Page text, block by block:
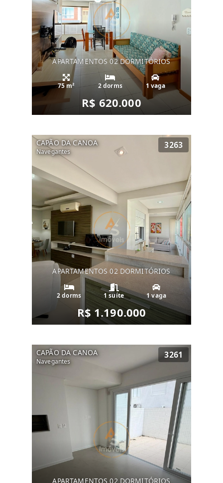
APARTAMENTOS 02 DORMITÓRIOS
75 m² 2 dorms 1 vaga
R$ 620.000
CAPÃO DA CANOA
Navegantes
3263
APARTAMENTOS 02 DORMITÓRIOS
2 dorms 1 suíte 1 vaga
R$ 1.190.000
CAPÃO DA CANOA
Navegantes
3261
APARTAMENTOS 02 DORMITÓRIOS